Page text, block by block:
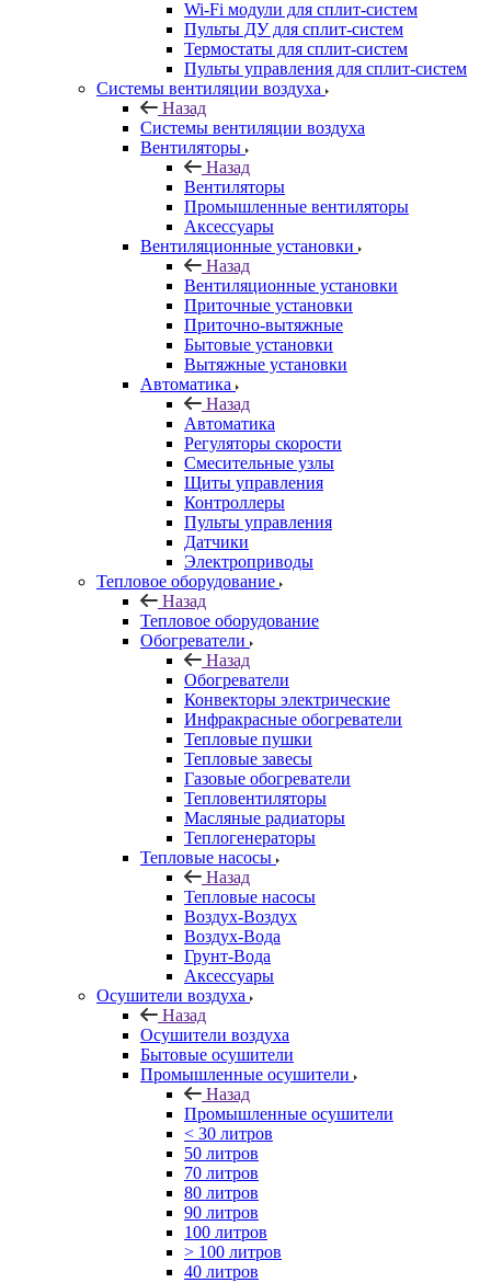
Wi-Fi модули для сплит-систем
Пульты ДУ для сплит-систем
Термостаты для сплит-систем
Пульты управления для сплит-систем
Системы вентиляции воздуха
Назад
Системы вентиляции воздуха
Вентиляторы
Назад
Вентиляторы
Промышленные вентиляторы
Аксессуары
Вентиляционные установки
Назад
Вентиляционные установки
Приточные установки
Приточно-вытяжные
Бытовые установки
Вытяжные установки
Автоматика
Назад
Автоматика
Регуляторы скорости
Смесительные узлы
Щиты управления
Контроллеры
Пульты управления
Датчики
Электроприводы
Тепловое оборудование
Назад
Тепловое оборудование
Обогреватели
Назад
Обогреватели
Конвекторы электрические
Инфракрасные обогреватели
Тепловые пушки
Тепловые завесы
Газовые обогреватели
Тепловентиляторы
Масляные радиаторы
Теплогенераторы
Тепловые насосы
Назад
Тепловые насосы
Воздух-Воздух
Воздух-Вода
Грунт-Вода
Аксессуары
Осушители воздуха
Назад
Осушители воздуха
Бытовые осушители
Промышленные осушители
Назад
Промышленные осушители
< 30 литров
50 литров
70 литров
80 литров
90 литров
100 литров
> 100 литров
40 литров